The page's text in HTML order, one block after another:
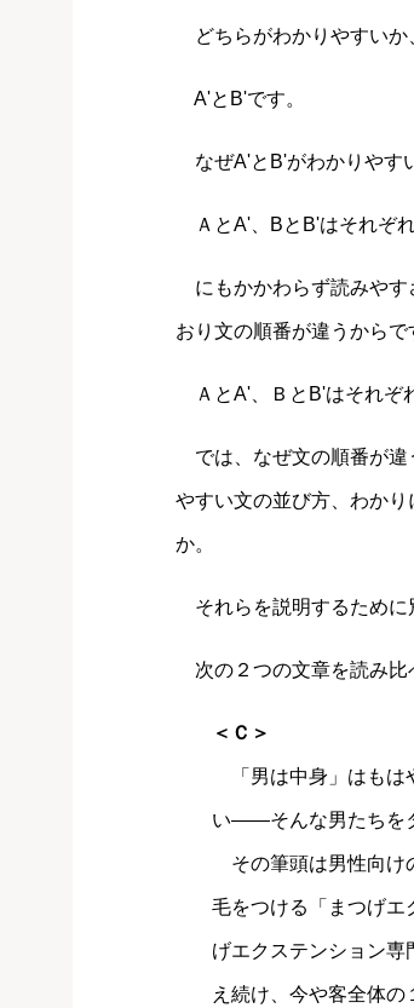
どちらがわかりやすいか
A'とB'です。
なぜA'とB'がわかりやす
ＡとA'、BとB'はそれぞ
にもかかわらず読みやす
おり文の順番が違うからで
ＡとA'、ＢとB'はそれぞ
では、なぜ文の順番が違
やすい文の並び方、わか
か。
それらを説明するために
次の２つの文章を読み比
＜Ｃ＞
「男は中身」はもは
い――そんな男たちを
その筆頭は男性向け
毛をつける「まつげエ
げエクステンション専
え続け、今や客全体の